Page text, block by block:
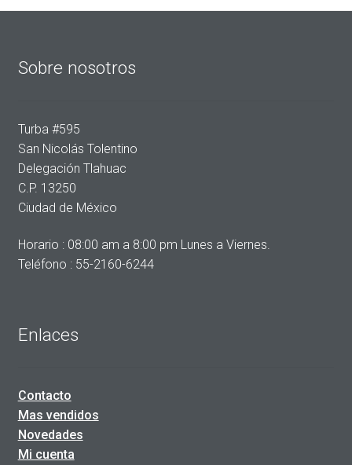
Sobre nosotros
Turba #595
San Nicolás Tolentino
Delegación Tlahuac
C.P. 13250
Ciudad de México
Horario : 08:00 am a 8:00 pm Lunes a Viernes.
Teléfono : 55-2160-6244
Enlaces
Contacto
Mas vendidos
Novedades
Mi cuenta